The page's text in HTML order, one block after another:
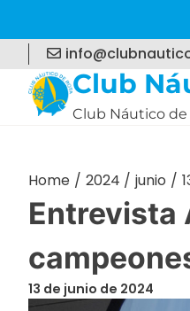
to
content
Club
Club Náutico de
Home 2024 junio
Entrevista
13 de junio de 2024